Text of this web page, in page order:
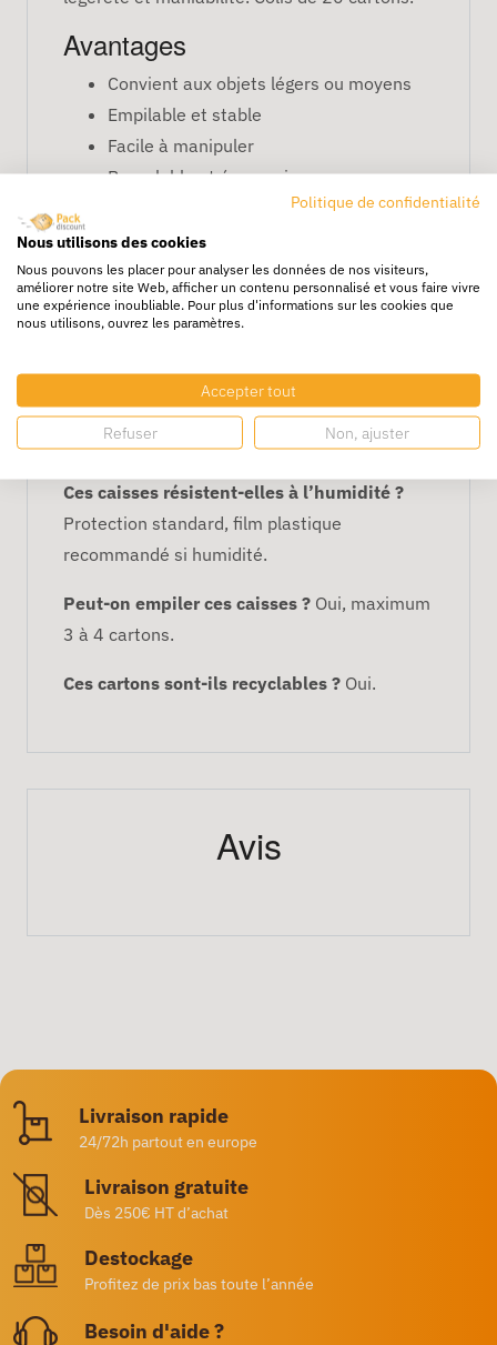
Avantages
Convient aux objets légers ou moyens
Empilable et stable
Facile à manipuler
Recyclable et économique
Caractéristiques
Dimensions : 40 x 27 x 20 cm
Simple cannelure
Idéale pour transport et stockage léger
FAQ
Peut-on y expédier des objets fragiles ?Oui,
avec calage adapté.
Ces caisses résistent-elles à l’humidité ?
Protection standard, film plastique
recommandé si humidité.
Peut-on empiler ces caisses ? Oui, maximum
3 à 4 cartons.
Ces cartons sont-ils recyclables ? Oui.
Avis
Livraison rapide
24/72h partout en europe
Livraison gratuite
Dès 250€ HT d’achat
Destockage
Profitez de prix bas toute l’année
Besoin d'aide ?
Politique de confidentialité
Nous utilisons des cookies
Nous pouvons les placer pour analyser les données de nos visiteurs,
améliorer notre site Web, afficher un contenu personnalisé et vous faire vivre
une expérience inoubliable. Pour plus d'informations sur les cookies que
nous utilisons, ouvrez les paramètres.
Accepter tout
Refuser Non, ajuster